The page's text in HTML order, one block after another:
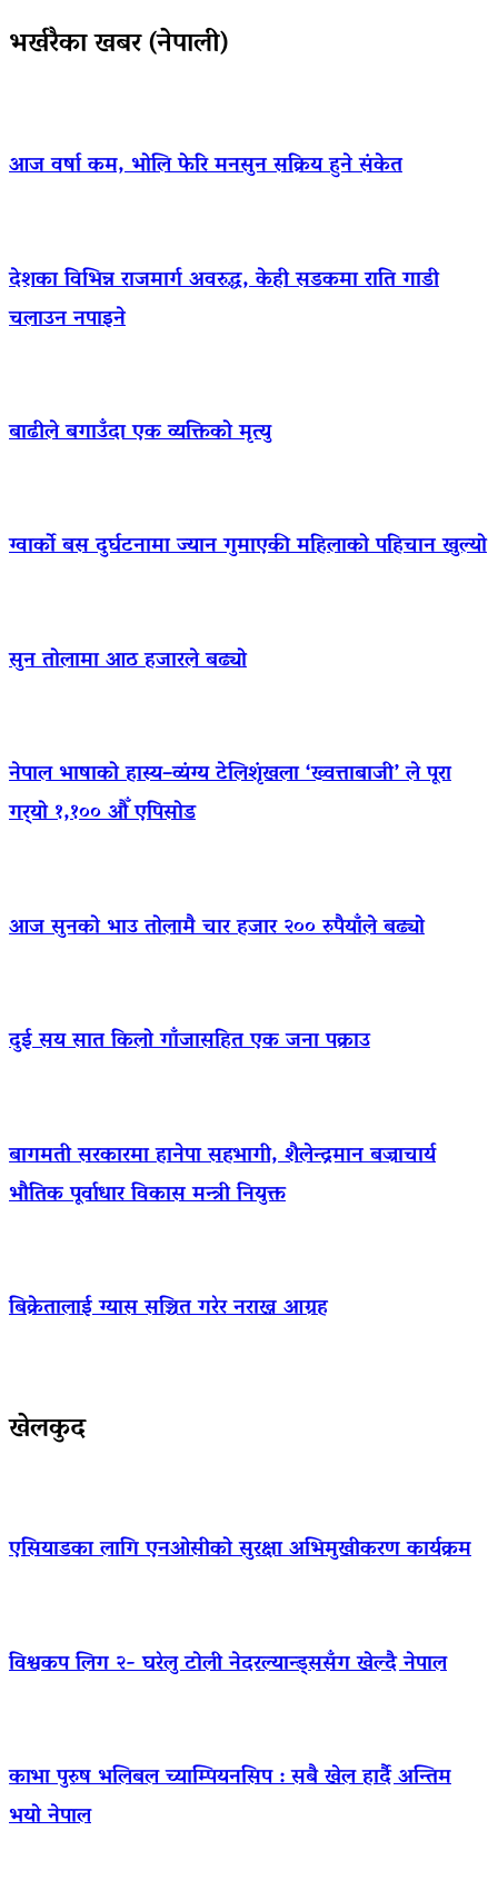
भर्खरैका खबर (नेपाली)
आज वर्षा कम, भोलि फेरि मनसुन सक्रिय हुने संकेत
देशका विभिन्न राजमार्ग अवरुद्ध, केही सडकमा राति गाडी
चलाउन नपाइने
बाढीले बगाउँदा एक व्यक्तिको मृत्यु
ग्वार्को बस दुर्घटनामा ज्यान गुमाएकी महिलाको पहिचान खुल्यो
सुन तोलामा आठ हजारले बढ्यो
नेपाल भाषाको हास्य–व्यंग्य टेलिशृंखला ‘ख्वत्ताबाजी’ ले पूरा
गर्‍यो १,१०० औँ एपिसोड
आज सुनको भाउ तोलामै चार हजार २०० रुपैयाँले बढ्यो
दुई सय सात किलो गाँजासहित एक जना पक्राउ
बागमती सरकारमा हानेपा सहभागी, शैलेन्द्रमान बज्राचार्य
भौतिक पूर्वाधार विकास मन्त्री नियुक्त
बिक्रेतालाई ग्यास सञ्चित गरेर नराख्न आग्रह
खेलकुद
एसियाडका लागि एनओसीको सुरक्षा अभिमुखीकरण कार्यक्रम
विश्वकप लिग २- घरेलु टोली नेदरल्यान्ड्ससँग खेल्दै नेपाल
काभा पुरुष भलिबल च्याम्पियनसिप : सबै खेल हार्दै अन्तिम
भयो नेपाल